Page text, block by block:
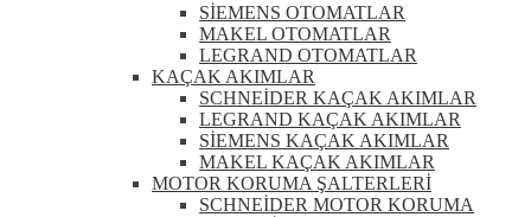
SİEMENS OTOMATLAR
MAKEL OTOMATLAR
LEGRAND OTOMATLAR
KAÇAK AKIMLAR
SCHNEİDER KAÇAK AKIMLAR
LEGRAND KAÇAK AKIMLAR
SİEMENS KAÇAK AKIMLAR
MAKEL KAÇAK AKIMLAR
MOTOR KORUMA ŞALTERLERİ
SCHNEİDER MOTOR KORUMA